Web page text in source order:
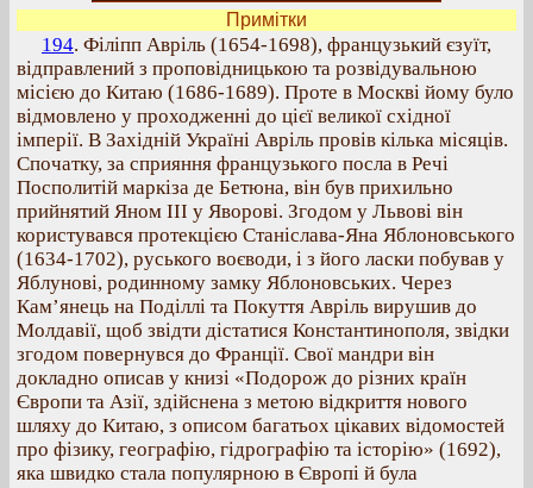
Примітки
194. Філіпп Авріль (1654-1698), французький єзуїт,
відправлений з проповідницькою та розвідувальною
місією до Китаю (1686-1689). Проте в Москві йому було
відмовлено у проходженні до цієї великої східної
імперії. В Західній Україні Авріль провів кілька місяців.
Спочатку, за сприяння французького посла в Речі
Посполитій маркіза де Бетюна, він був прихильно
прийнятий Яном ІІІ у Яворові. Згодом у Львові він
користувався протекцією Станіслава-Яна Яблоновського
(1634-1702), руського воєводи, і з його ласки побував у
Яблунові, родинному замку Яблоновських. Через
Кам’янець на Поділлі та Покуття Авріль вирушив до
Молдавії, щоб звідти дістатися Константинополя, звідки
згодом повернувся до Франції. Свої мандри він
докладно описав у книзі «Подорож до різних країн
Європи та Азії, здійснена з метою відкриття нового
шляху до Китаю, з описом багатьох цікавих відомостей
про фізику, географію, гідрографію та історію» (1692),
яка швидко стала популярною в Європі й була